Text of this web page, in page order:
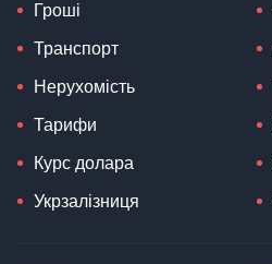
Гроші
Транспорт
Нерухомість
Тарифи
Курс долара
Укрзалізниця